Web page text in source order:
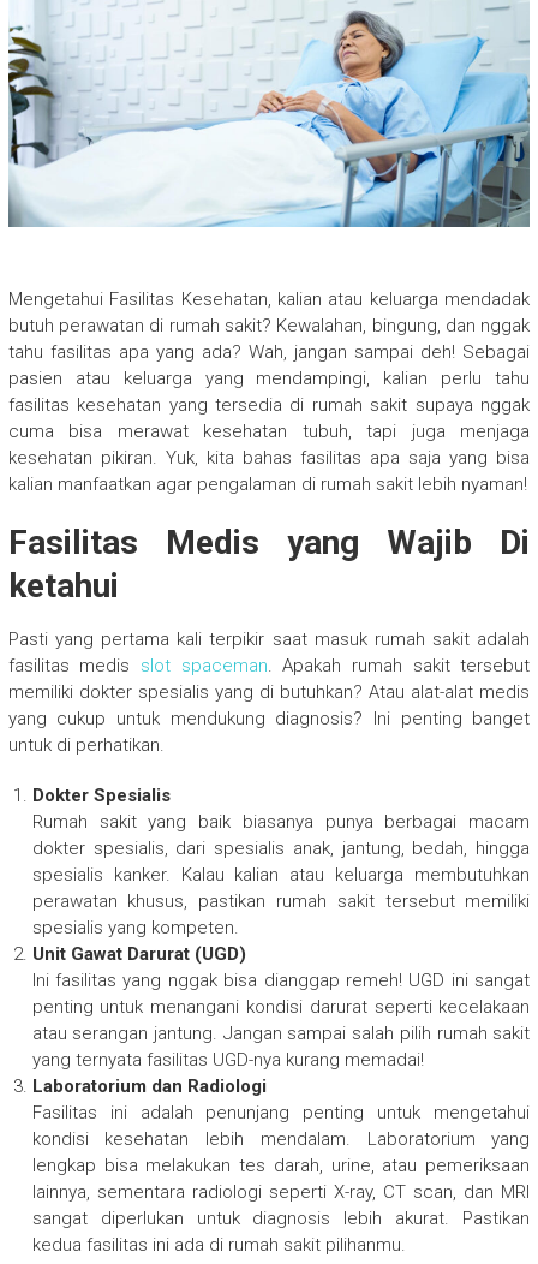
Mengetahui Fasilitas Kesehatan, kalian atau keluarga mendadak
butuh perawatan di rumah sakit? Kewalahan, bingung, dan nggak
tahu fasilitas apa yang ada? Wah, jangan sampai deh! Sebagai
pasien atau keluarga yang mendampingi, kalian perlu tahu
fasilitas kesehatan yang tersedia di rumah sakit supaya nggak
cuma bisa merawat kesehatan tubuh, tapi juga menjaga
kesehatan pikiran. Yuk, kita bahas fasilitas apa saja yang bisa
kalian manfaatkan agar pengalaman di rumah sakit lebih nyaman!
Fasilitas Medis yang Wajib Di
ketahui
Pasti yang pertama kali terpikir saat masuk rumah sakit adalah
fasilitas medis slot spaceman. Apakah rumah sakit tersebut
memiliki dokter spesialis yang di butuhkan? Atau alat-alat medis
yang cukup untuk mendukung diagnosis? Ini penting banget
untuk di perhatikan.
Dokter Spesialis
Rumah sakit yang baik biasanya punya berbagai macam
dokter spesialis, dari spesialis anak, jantung, bedah, hingga
spesialis kanker. Kalau kalian atau keluarga membutuhkan
perawatan khusus, pastikan rumah sakit tersebut memiliki
spesialis yang kompeten.
Unit Gawat Darurat (UGD)
Ini fasilitas yang nggak bisa dianggap remeh! UGD ini sangat
penting untuk menangani kondisi darurat seperti kecelakaan
atau serangan jantung. Jangan sampai salah pilih rumah sakit
yang ternyata fasilitas UGD-nya kurang memadai!
Laboratorium dan Radiologi
Fasilitas ini adalah penunjang penting untuk mengetahui
kondisi kesehatan lebih mendalam. Laboratorium yang
lengkap bisa melakukan tes darah, urine, atau pemeriksaan
lainnya, sementara radiologi seperti X-ray, CT scan, dan MRI
sangat diperlukan untuk diagnosis lebih akurat. Pastikan
kedua fasilitas ini ada di rumah sakit pilihanmu.